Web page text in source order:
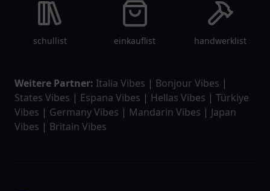
schullist einkauflist handwerklist
Weitere Partner: Italia Vibes | Bonjour Vibes |
States Vibes | Espana Vibes | Hellas Vibes | Türkiye
Vibes | Germany Vibes | Mandarin Vibes | Japan
Vibes | Britain Vibes